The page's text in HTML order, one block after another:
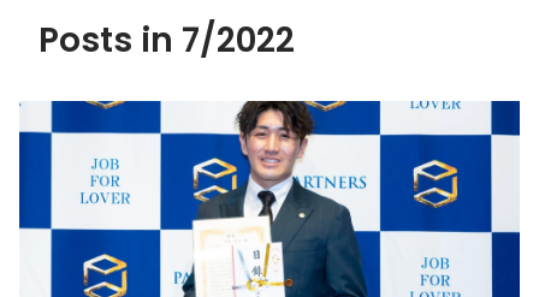
Posts in 7/2022